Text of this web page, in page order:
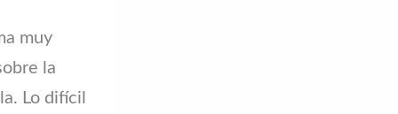
muy
la
Lo difícil